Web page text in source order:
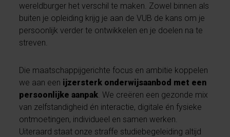
wereldburger het verschil te maken. Zowel binnen als
buiten je opleiding krijg je aan de VUB de kans om je
persoonlijk verder te ontwikkelen en je doelen na te
streven.
Die maatschappijgerichte focus en ambitie koppelen
we aan een ijzersterk onderwijsaanbod met een
persoonlijke aanpak . We creëren een gezonde mix
van zelfstandigheid én interactie, digitale én fysieke
ontmoetingen, individueel en samen werken.
Uiteraard staat onze straffe studiebegeleiding altijd